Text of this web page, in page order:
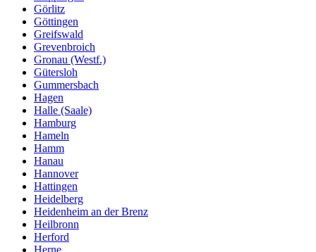
Görlitz
Göttingen
Greifswald
Grevenbroich
Gronau (Westf.)
Gütersloh
Gummersbach
Hagen
Halle (Saale)
Hamburg
Hameln
Hamm
Hanau
Hannover
Hattingen
Heidelberg
Heidenheim an der Brenz
Heilbronn
Herford
Herne